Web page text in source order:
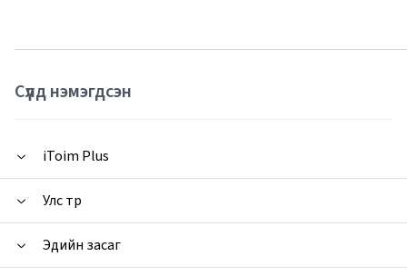
Сүүлд нэмэгдсэн
iToim Plus
Улс төр
Эдийн засаг